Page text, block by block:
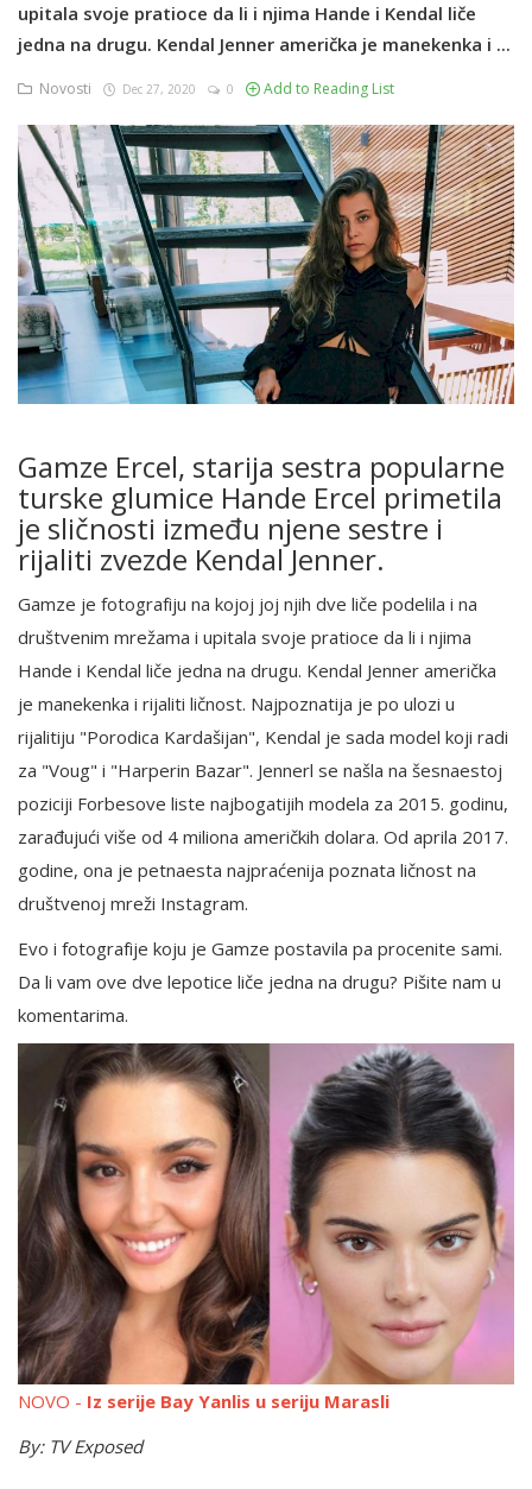
upitala svoje pratioce da li i njima Hande i Kendal liče
jedna na drugu. Kendal Jenner američka je manekenka i ...
Novosti Dec 27, 2020 0 Add to Reading List
Gamze Ercel, starija sestra popularne
turske glumice Hande Ercel primetila
je sličnosti između njene sestre i
rijaliti zvezde Kendal Jenner.
Gamze je fotografiju na kojoj joj njih dve liče podelila i na
društvenim mrežama i upitala svoje pratioce da li i njima
Hande i Kendal liče jedna na drugu. Kendal Jenner američka
je manekenka i rijaliti ličnost. Najpoznatija je po ulozi u
rijalitiju "Porodica Kardašijan", Kendal je sada model koji radi
za "Voug" i "Harperin Bazar". Jennerl se našla na šesnaestoj
poziciji Forbesove liste najbogatijih modela za 2015. godinu,
zarađujući više od 4 miliona američkih dolara. Od aprila 2017.
godine, ona je petnaesta najpraćenija poznata ličnost na
društvenoj mreži Instagram.
Evo i fotografije koju je Gamze postavila pa procenite sami.
Da li vam ove dve lepotice liče jedna na drugu? Pišite nam u
komentarima.
NOVO - Iz serije Bay Yanlis u seriju Marasli
By: TV Exposed